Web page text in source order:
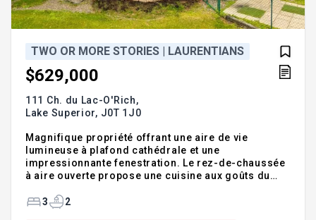
TWO OR MORE STORIES | LAURENTIANS
$629,000
111 Ch. du Lac-O'Rich,
Lake Superior, J0T 1J0
Magnifique propriété offrant une aire de vie
lumineuse à plafond cathédrale et une
impressionnante fenestration. Le rez-de-chaussée
à aire ouverte propose une cuisine aux goûts du
avec salle de bain attenante, douche indépendante
3 2